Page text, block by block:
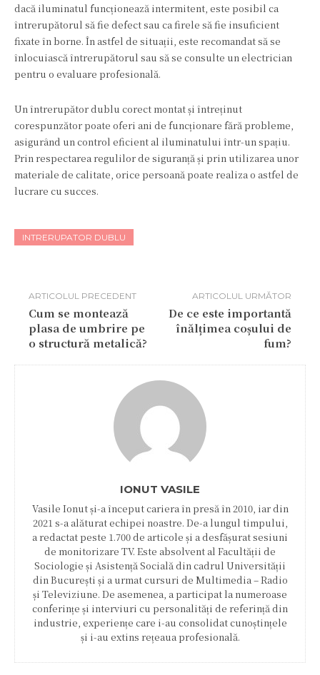
dacă iluminatul funcționează intermitent, este posibil ca
întrerupătorul să fie defect sau ca firele să fie insuficient
fixate în borne. În astfel de situații, este recomandat să se
înlocuiască întrerupătorul sau să se consulte un electrician
pentru o evaluare profesională.
Un întrerupător dublu corect montat și întreținut
corespunzător poate oferi ani de funcționare fără probleme,
asigurând un control eficient al iluminatului într-un spațiu.
Prin respectarea regulilor de siguranță și prin utilizarea unor
materiale de calitate, orice persoană poate realiza o astfel de
lucrare cu succes.
INTRERUPATOR DUBLU
ARTICOLUL PRECEDENT
Cum se montează
plasa de umbrire pe
o structură metalică?
ARTICOLUL URMĂTOR
De ce este importantă
înălțimea coșului de
fum?
IONUT VASILE
Vasile Ionut și-a început cariera în presă în 2010, iar din
2021 s-a alăturat echipei noastre. De-a lungul timpului,
a redactat peste 1.700 de articole și a desfășurat sesiuni
de monitorizare TV. Este absolvent al Facultății de
Sociologie și Asistență Socială din cadrul Universității
din București și a urmat cursuri de Multimedia – Radio
și Televiziune. De asemenea, a participat la numeroase
conferințe și interviuri cu personalități de referință din
industrie, experiențe care i-au consolidat cunoștințele
și i-au extins rețeaua profesională.